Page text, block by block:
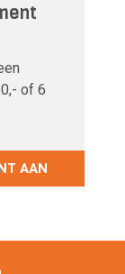
of 6
AAN